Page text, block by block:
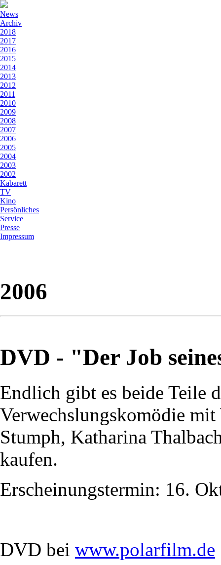
News
Archiv
2018
2017
2016
2015
2014
2013
2012
2011
2010
2009
2008
2007
2006
2005
2004
2003
2002
Kabarett
TV
Kino
Persönliches
Service
Presse
Impressum
2006
DVD - "Der Job
Endlich gibt es beide Teile
Verwechslungskomödie
Stumph, Katharina
kaufen.
Erscheinungstermin: 16.
DVD bei www.polarfilm.de